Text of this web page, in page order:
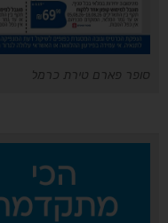
סופר פארם טירת כרמל